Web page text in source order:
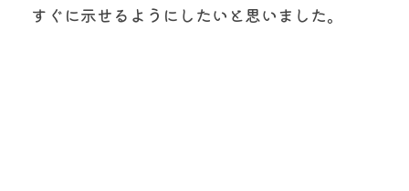
すぐに示せるようにしたいと思いました。